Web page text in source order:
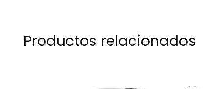
Productos relacionados